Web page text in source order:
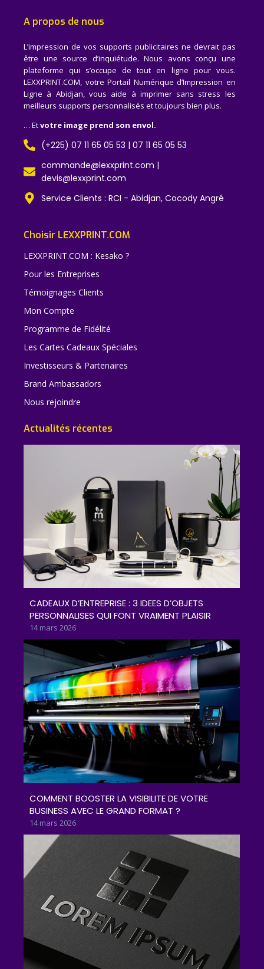
A propos de nous
L’impression de vos supports publicitaires ne devrait pas
être une source d’inquiétude. Nous avons conçu une
plateforme qui s’occupe de tout en ligne pour vous.
LEXXPRINT.COM, votre Portail Numérique d’Impression en
Ligne à Abidjan, vous aide à imprimer sans stress les
meilleurs supports personnalisés et toujours bien plus.
… Etvotre image prend son envol.
(+225) 07 11 65 05 53 | 07 11 65 05 53
commande@lexxprint.com |
devis@lexxprint.com
Service Clients : RCI - Abidjan, Cocody Angré
Choisir LEXXPRINT.COM
LEXXPRINT.COM : Kesako ?
Pour les Entreprises
Témoignages Clients
Mon Compte
Programme de Fidélité
Les Cartes Cadeaux Spéciales
Investisseurs & Partenaires
Brand Ambassadors
Nous rejoindre
Actualités récentes
CADEAUX D’ENTREPRISE : 3 IDEES D’OBJETS
PERSONNALISES QUI FONT VRAIMENT PLAISIR
14 mars 2026
COMMENT BOOSTER LA VISIBILITE DE VOTRE
BUSINESS AVEC LE GRAND FORMAT ?
14 mars 2026